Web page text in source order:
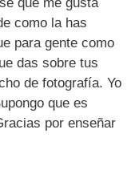
como la has
para gente como
das sobre tus
de fotografía. Yo
que es
por enseñar